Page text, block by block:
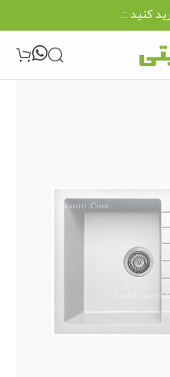
کنید ::.